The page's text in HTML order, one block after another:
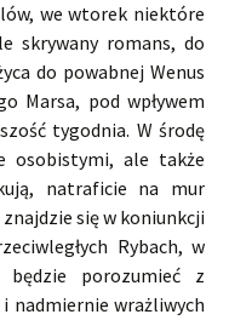
we wtorek niektóre
skrywany romans, do
do powabnej Wenus
Marsa, pod wpływem
tygodnia. W środę
osobistymi, ale także
natraficie na mur
się w koniunkcji
Rybach, w
porozumieć z
nadmiernie wrażliwych